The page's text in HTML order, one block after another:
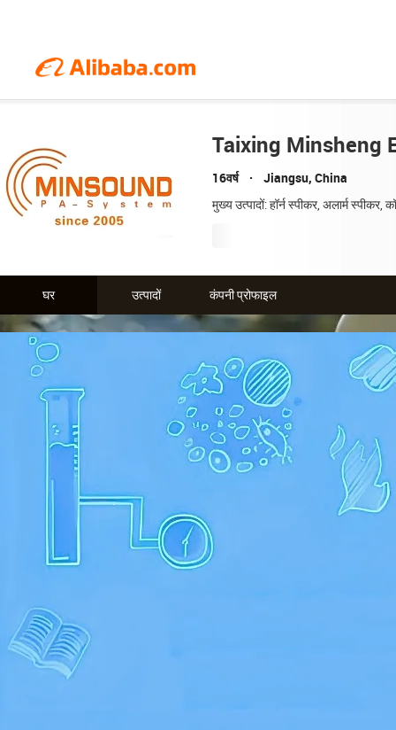
Taixing Minsheng
16वर्ष Jiangsu, China
मुख्य उत्पादों: हॉर्न स्पीकर, अलार्म स्पीकर,
घर उत्पादों कंपनी प्रोफाइल